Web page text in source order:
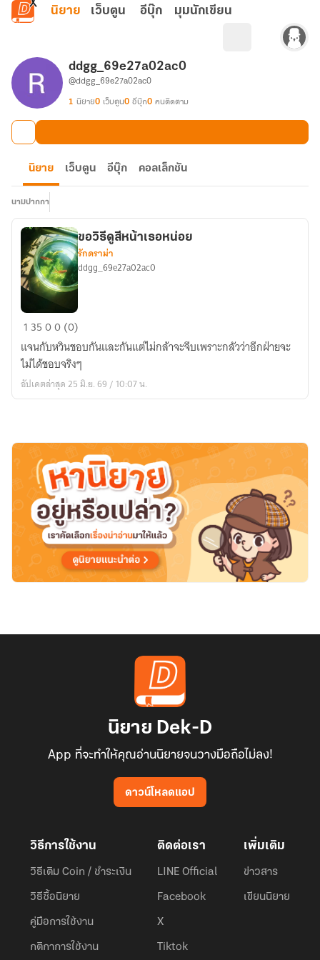
ข้ามไปยังเนื้อหาหลัก
นิยาย เว็บตูน อีบุ๊ก มุมนักเขียน
ddgg_69e27a02ac0
@ddgg_69e27a02ac0
1 นิยาย0 เว็บตูน0 อีบุ๊ก0 คนติดตาม
นิยาย เว็บตูน อีบุ๊ก คอลเล็กชัน
นามปากกา
ขอ
ดู
สีหน้า
เธอ
ขอวิธีดูสีหน้าเธอหน่อย
รักดราม่า
ddgg_69e27a02ac0
1 3500 (0)
แจนกับหวินชอบกันและกันแต่ไม่กล้าจะจีบเพราะกลัวว่าอีกฝ่ายจะ
ไม่ได้ชอบจริงๆ
อัปเดตล่าสุด 25 มิ.ย. 69 / 10:07 น.
นิยาย Dek-D
App ที่จะทำให้คุณอ่านนิยายจนวางมือถือไม่ลง!
ดาวน์โหลดแอป
วิธีการใช้งาน
วิธีเติม Coin / ชำระเงิน
วิธีซื้อนิยาย
คู่มือการใช้งาน
กติกาการใช้งาน
ติดต่อเรา
LINE Official
Facebook
X
Tiktok
เพิ่มเติม
ข่าวสาร
เขียนนิยาย